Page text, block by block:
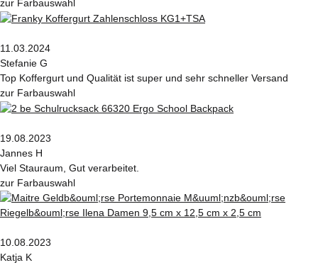
zur Farbauswahl
11.03.2024
Stefanie G
Top Koffergurt und Qualität ist super und sehr schneller Versand
zur Farbauswahl
19.08.2023
Jannes H
Viel Stauraum, Gut verarbeitet.
zur Farbauswahl
10.08.2023
Katja K